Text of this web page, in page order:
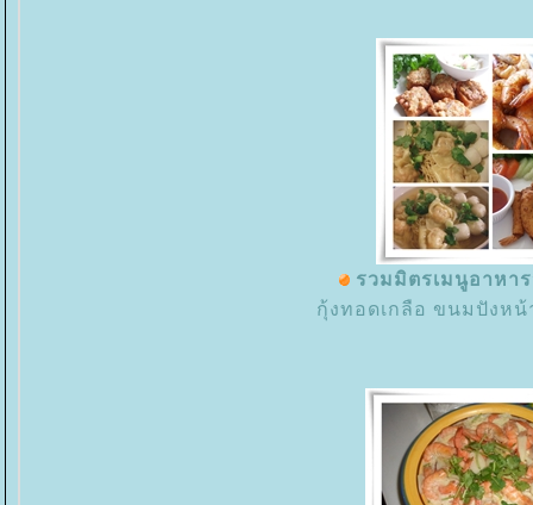
รวมมิตรเมนูอาหา
กุ้งทอดเกลือ ขนมปังหน้